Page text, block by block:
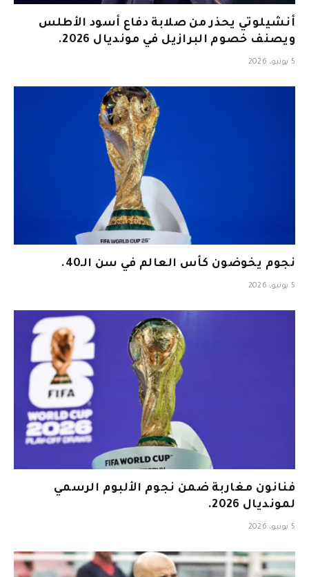
أنشيلوتي يحذر من صلابة دفاع أسود الأطلس
ويصنف خصوم البرازيل في مونديال 2026.
5 يونيو، 2026
نجوم يخوضون كأس العالم في سن الـ40.
5 يونيو، 2026
فنانون مغاربة ضمن نجوم الألبوم الرسمي
لمونديال 2026.
5 يونيو، 2026